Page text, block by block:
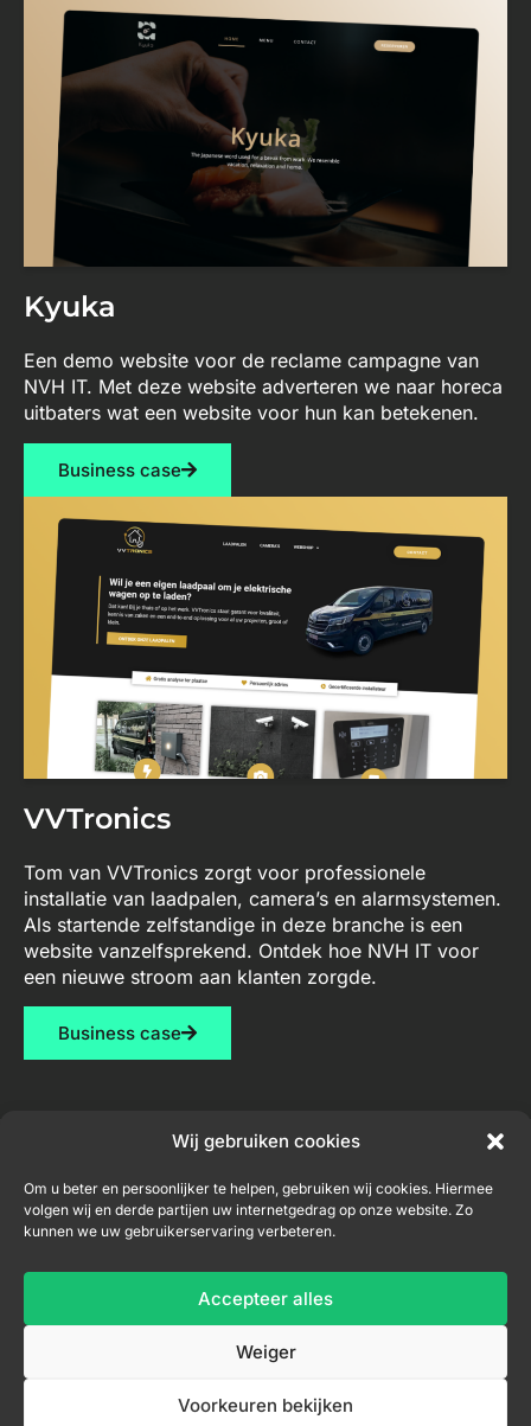
Wij gebruiken cookies
Om u beter en persoonlijker te helpen, gebruiken wij cookies. Hiermee
volgen wij en derde partijen uw internetgedrag op onze website. Zo
kunnen we uw gebruikerservaring verbeteren.
Accepteer alles
Weiger
Voorkeuren bekijken
Kyuka
Een demo website voor de reclame campagne van
NVH IT. Met deze website adverteren we naar horeca
uitbaters wat een website voor hun kan betekenen.
Business case
VVTronics
Tom van VVTronics zorgt voor professionele
installatie van laadpalen, camera’s en alarmsystemen.
Als startende zelfstandige in deze branche is een
website vanzelfsprekend. Ontdek hoe NVH IT voor
een nieuwe stroom aan klanten zorgde.
Business case
Diensten
Webdesign
Contact
niel@nvh-
Nieuwsbrief
Inschrijven nieuwsbrief